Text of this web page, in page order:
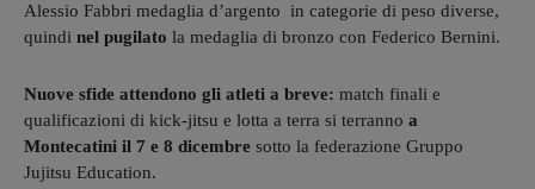
Alessio Fabbri medaglia d’argento in categorie di peso diverse,
quindi nel pugilato la medaglia di bronzo con Federico Bernini.
Nuove sfide attendono gli atleti a breve: match finali e
qualificazioni di kick-jitsu e lotta a terra si terranno a
Montecatini il 7 e 8 dicembre sotto la federazione Gruppo
Jujitsu Education.